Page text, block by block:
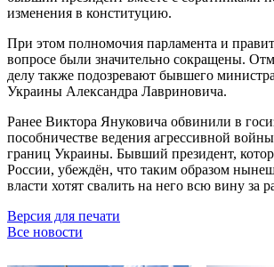
изменения в конституцию.
При этом полномочия парламента и
вопросе были значительно сокращены.
делу также подозревают бывшего
Украины Александра Лавриновича.
Ранее Виктора Януковича обвинили в
пособничестве ведения агрессивной
границ Украины. Бывший президент,
России, убеждён, что таким образом
власти хотят свалить на него всю вину за
Версия для печати
Все новости